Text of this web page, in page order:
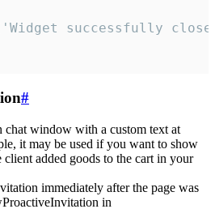
successfully
#
chat window with a custom text at
it may be used if you want to show
added goods to the cart in your
immediately after the page was
in